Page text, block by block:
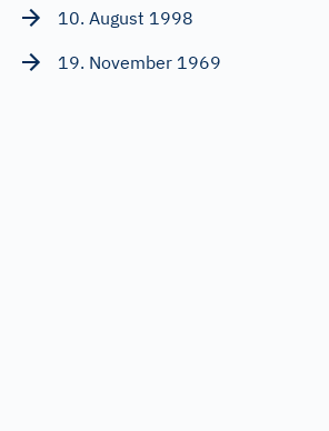
10. August 1998
19. November 1969